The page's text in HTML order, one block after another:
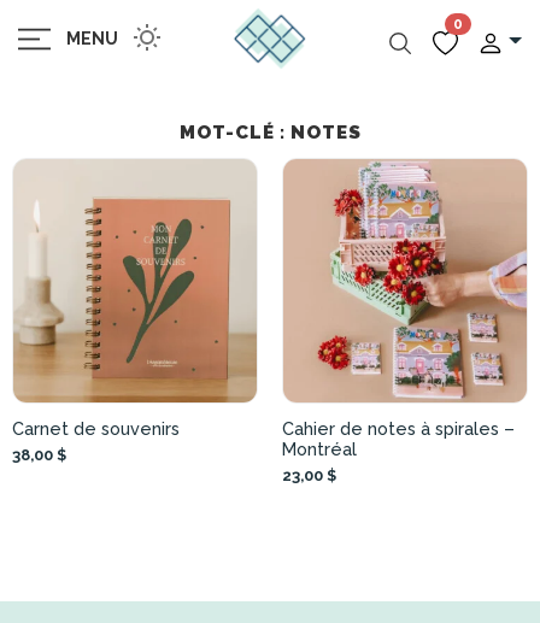
MENU
0
MOT-CLÉ : NOTES
Carnet de souvenirs
38,00 $
Cahier de notes à spirales –
Montréal
23,00 $